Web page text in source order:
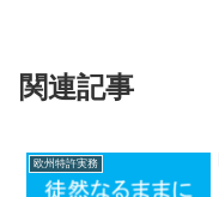
関連記事
欧州特許実務